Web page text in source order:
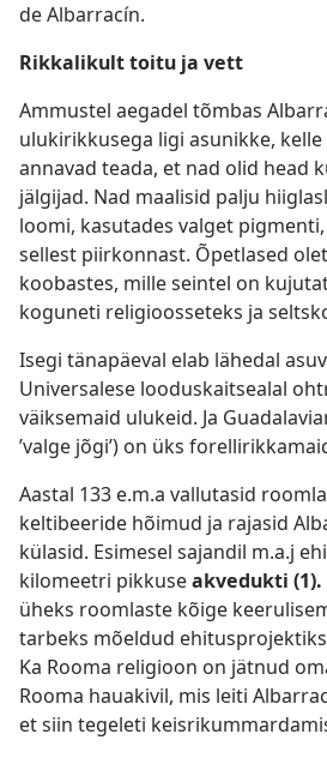
de Albarracín.
Rikkalikult toitu ja vett
Ammustel aegadel tõmbas
ulukirikkusega ligi asunikke,
annavad teada, et nad olid head
jälgijad. Nad maalisid palju
loomi, kasutades valget
sellest piirkonnast. Õpetlased
koobastes, mille seintel on
koguneti religioosseteks ja
Isegi tänapäeval elab lähedal
Universalese looduskaitsealal
väiksemaid ulukeid. Ja
’valge jõgi’) on üks
Aastal 133 e.m.a vallutasid
keltibeeride hõimud ja rajasid
külasid. Esimesel sajandil m.a.j
kilomeetri pikkuseakvedukti (1).
üheks roomlaste kõige
tarbeks mõeldud
Ka Rooma religioon on jätnud
Rooma hauakivil, mis leiti
et siin tegeleti